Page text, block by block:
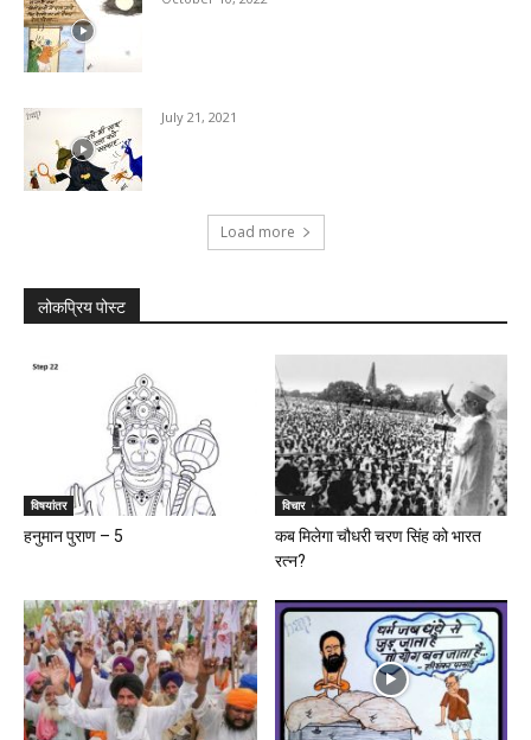
July 21, 2021
Load more
लोकप्रिय पोस्ट
विषयांतर
हनुमान पुराण – 5
विचार
कब मिलेगा चौधरी चरण सिंह को भारत
रत्न?